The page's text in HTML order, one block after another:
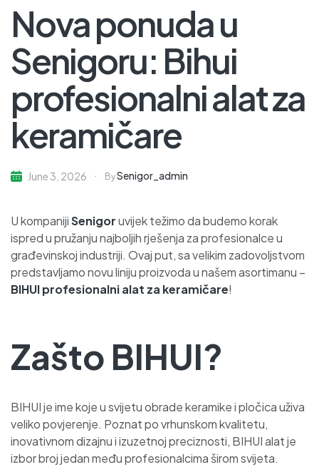
Nova ponuda u
Senigoru: Bihui
profesionalni alat za
keramičare
June 3, 2026 BySenigor_admin
U kompanijiSenigoruvijek težimo da budemo korak
ispred u pružanju najboljih rješenja za profesionalce u
građevinskoj industriji. Ovaj put, sa velikim zadovoljstvom
predstavljamo novu liniju proizvoda u našem asortimanu –
BIHUI profesionalni alat za keramičare!
Zašto BIHUI?
BIHUI je ime koje u svijetu obrade keramike i pločica uživa
veliko povjerenje. Poznat po vrhunskom kvalitetu,
inovativnom dizajnu i izuzetnoj preciznosti, BIHUI alat je
izbor broj jedan među profesionalcima širom svijeta.